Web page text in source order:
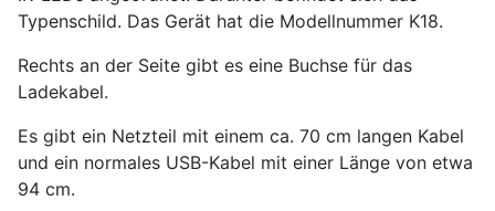
Typenschild. Das Gerät hat die Modellnummer K18.
Rechts an der Seite gibt es eine Buchse für das
Ladekabel.
Es gibt ein Netzteil mit einem ca. 70 cm langen Kabel
und ein normales USB-Kabel mit einer Länge von etwa
94 cm.